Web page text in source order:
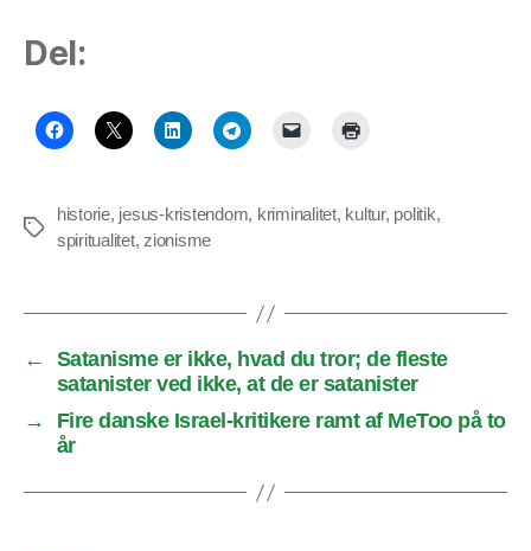
Del:
Tags
historie, jesus-kristendom, kriminalitet, kultur, politik,
spiritualitet, zionisme
←
Satanisme er ikke, hvad du tror; de fleste
satanister ved ikke, at de er satanister
→
Fire danske Israel-kritikere ramt af MeToo på to
år